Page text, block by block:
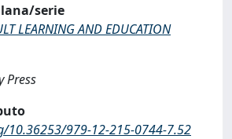
serie
LEARNING AND EDUCATION
Press
10.36253/979-12-215-0744-7.52